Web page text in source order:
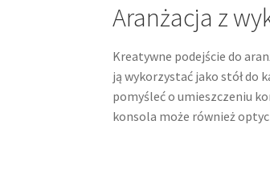
Aranżacja z
Kreatywne podejście do
ją wykorzystać jako stół do
pomyśleć o umieszczeniu
konsola może również